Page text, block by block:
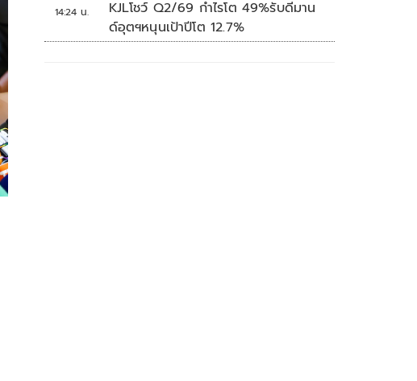
14:24 น.
KJLโชว์ Q2/69 กำไรโต 49%รับดีมาน
ด์อุตฯหนุนเป้าปีโต 12.7%